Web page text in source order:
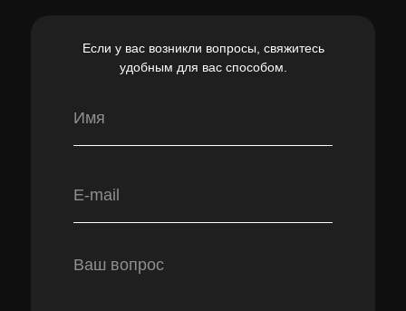
Если у вас возникли вопросы, свяжитесь
удобным для вас способом.